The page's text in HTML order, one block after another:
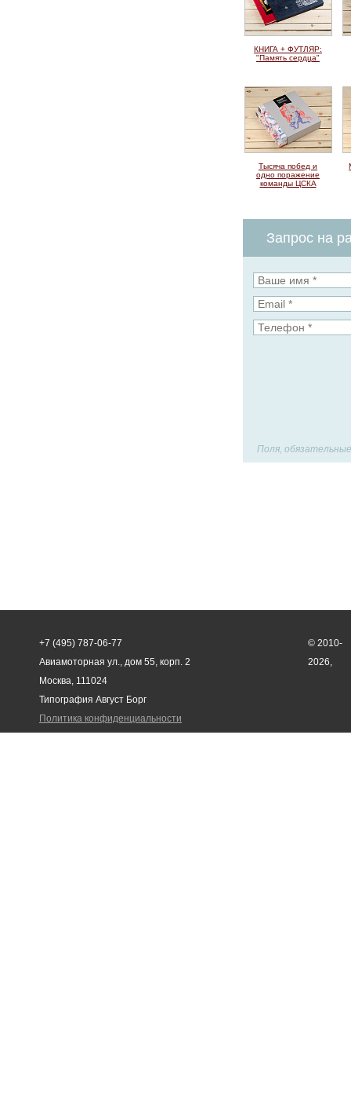
КНИГА + ФУТЛЯР:
"Память сердца"
Тысяча побед и
одно поражение
команды ЦСКА
Запрос на
Поля,
+7 (495) 787-06-77
Авиамоторная ул., дом 55, корп. 2
Москва, 111024
© 2010-
2026,
Типография Август Борг
Политика конфиденциальности